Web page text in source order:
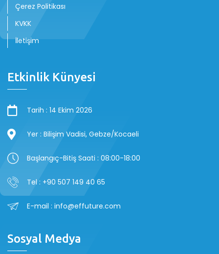
Çerez Politikası
KVKK
İletişim
Etkinlik Künyesi
Tarih : 14 Ekim 2026
Yer : Bilişim Vadisi, Gebze/Kocaeli
Başlangıç-Bitiş Saati : 08:00-18:00
Tel : +90 507 149 40 65
E-mail : info@effuture.com
Sosyal Medya